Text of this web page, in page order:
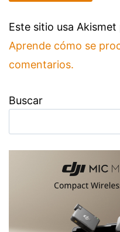
Este sitio usa
Aprende cómo se
comentarios.
Buscar